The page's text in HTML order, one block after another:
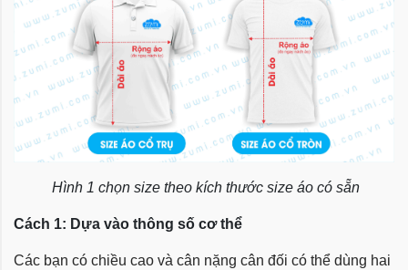
Hình 1 chọn size theo kích thước size áo có sẵn
Cách 1: Dựa vào thông số cơ thể
Các bạn có chiều cao và cân nặng cân đối có thể dùng hai